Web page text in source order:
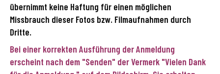
übernimmt keine Haftung für einen möglichen
Missbrauch dieser Fotos bzw. Filmaufnahmen durch
Dritte.
Bei einer korrekten Ausführung der Anmeldung
erscheint nach dem "Senden" der Vermerk "Vielen Dank